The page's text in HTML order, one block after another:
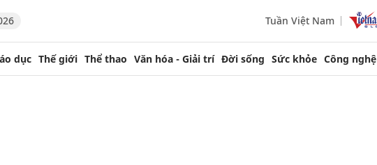
Tuần Việt Nam
dục Thế giới Thể thao Văn hóa - Giải trí Đời sống Sức khỏe Công nghệ